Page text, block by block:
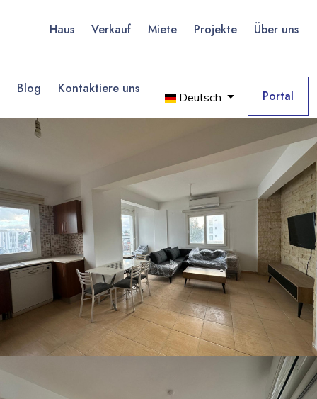
Haus Verkauf Miete Projekte Über uns
Blog Kontaktiere uns
Deutsch Portal